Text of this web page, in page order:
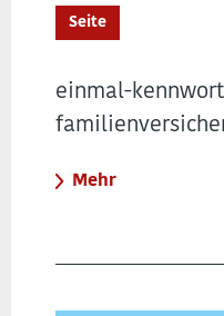
Seite
einmal-
Mehr